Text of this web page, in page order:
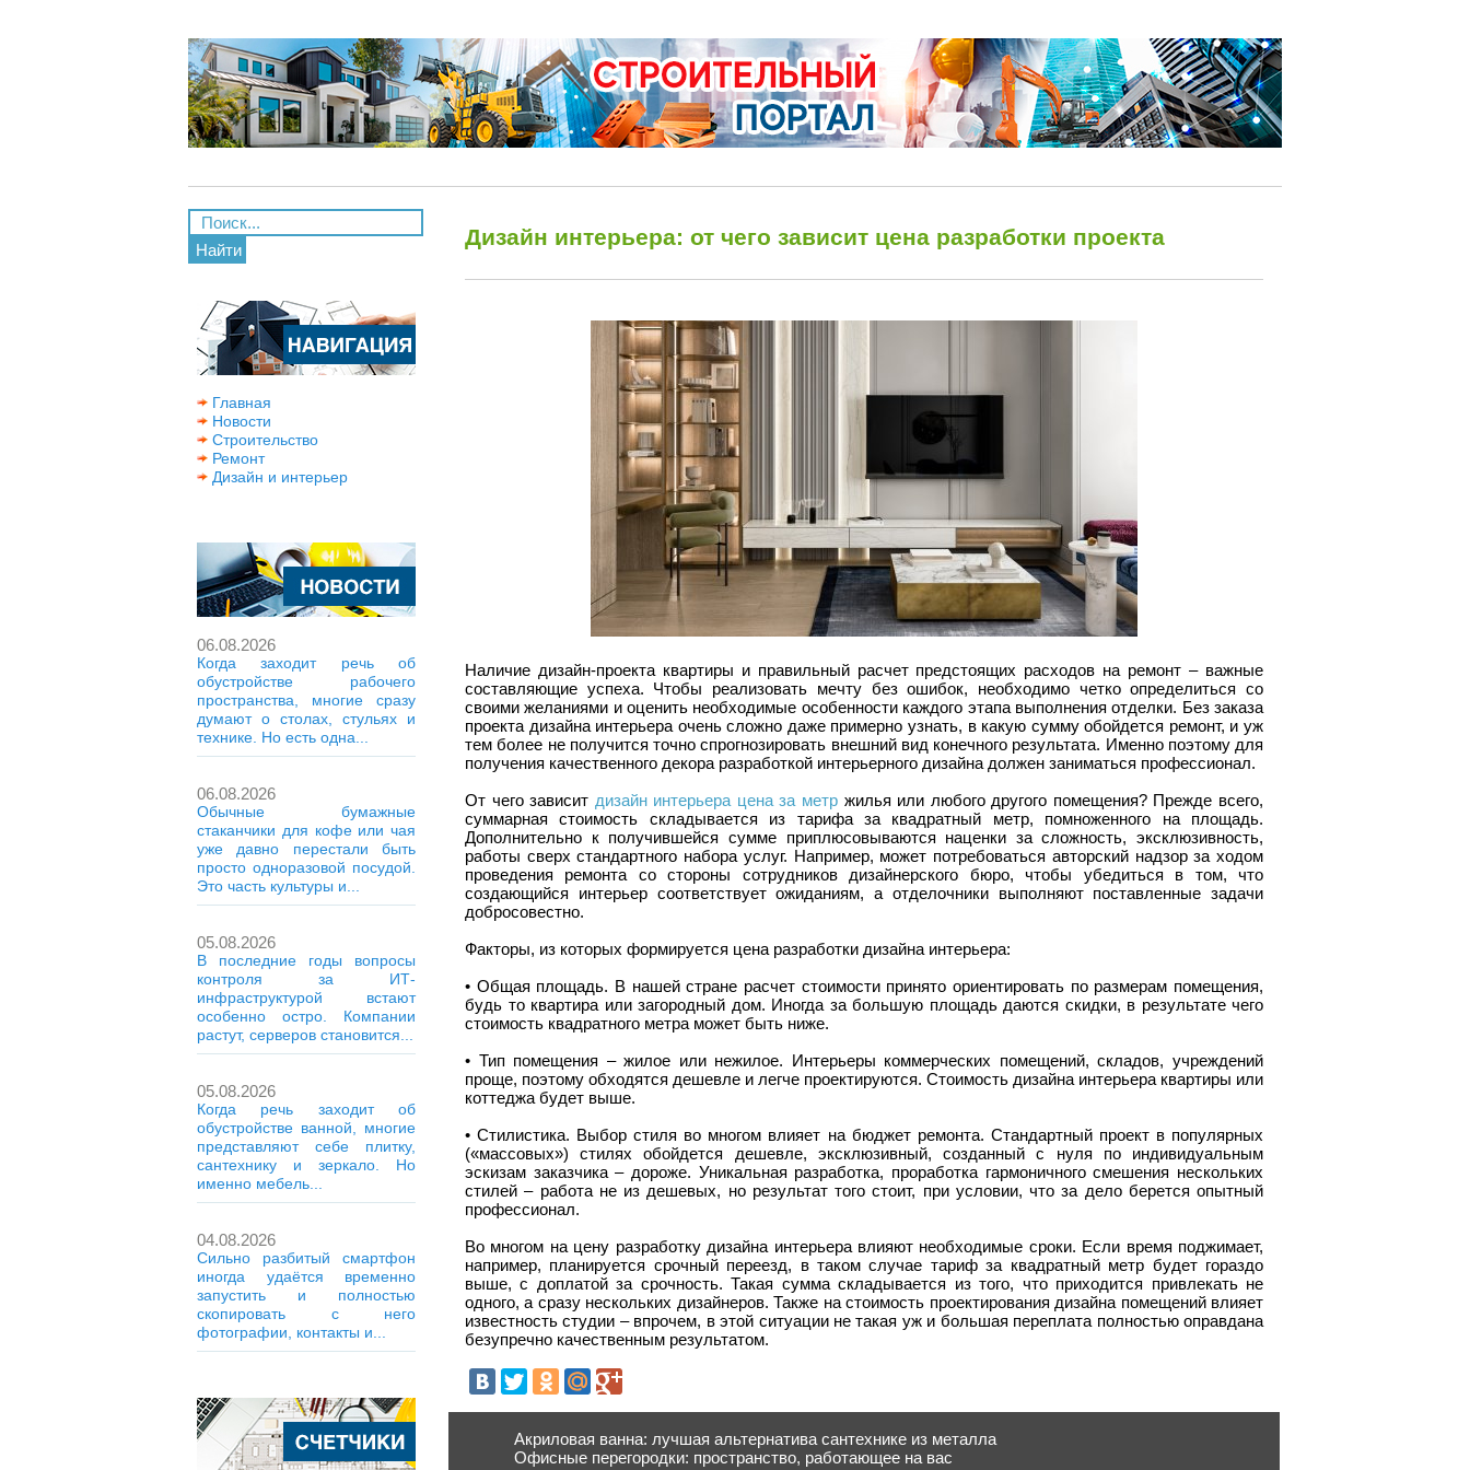
Найти
Главная
Новости
Строительство
Ремонт
Дизайн и интерьер
06.08.2026
Когда заходит речь об
обустройстве рабочего
пространства, многие сразу
думают о столах, стульях и
технике. Но есть одна...
06.08.2026
Обычные бумажные
стаканчики для кофе или чая
уже давно перестали быть
просто одноразовой посудой.
Это часть культуры и...
05.08.2026
В последние годы вопросы
контроля за ИТ-
инфраструктурой встают
особенно остро. Компании
растут, серверов становится...
05.08.2026
Когда речь заходит об
обустройстве ванной, многие
представляют себе плитку,
сантехнику и зеркало. Но
именно мебель...
04.08.2026
Сильно разбитый смартфон
иногда удаётся временно
запустить и полностью
скопировать с него
фотографии, контакты и...
Дизайн интерьера: от чего зависит цена разработки проекта
Наличие дизайн-проекта квартиры и правильный расчет предстоящих расходов на ремонт – важные
составляющие успеха. Чтобы реализовать мечту без ошибок, необходимо четко определиться со
своими желаниями и оценить необходимые особенности каждого этапа выполнения отделки. Без заказа
проекта дизайна интерьера очень сложно даже примерно узнать, в какую сумму обойдется ремонт, и уж
тем более не получится точно спрогнозировать внешний вид конечного результата. Именно поэтому для
получения качественного декора разработкой интерьерного дизайна должен заниматься профессионал.
От чего зависит дизайн интерьера цена за метр жилья или любого другого помещения? Прежде всего,
суммарная стоимость складывается из тарифа за квадратный метр, помноженного на площадь.
Дополнительно к получившейся сумме приплюсовываются наценки за сложность, эксклюзивность,
работы сверх стандартного набора услуг. Например, может потребоваться авторский надзор за ходом
проведения ремонта со стороны сотрудников дизайнерского бюро, чтобы убедиться в том, что
создающийся интерьер соответствует ожиданиям, а отделочники выполняют поставленные задачи
добросовестно.
Факторы, из которых формируется цена разработки дизайна интерьера:
• Общая площадь. В нашей стране расчет стоимости принято ориентировать по размерам помещения,
будь то квартира или загородный дом. Иногда за большую площадь даются скидки, в результате чего
стоимость квадратного метра может быть ниже.
• Тип помещения – жилое или нежилое. Интерьеры коммерческих помещений, складов, учреждений
проще, поэтому обходятся дешевле и легче проектируются. Стоимость дизайна интерьера квартиры или
коттеджа будет выше.
• Стилистика. Выбор стиля во многом влияет на бюджет ремонта. Стандартный проект в популярных
(«массовых») стилях обойдется дешевле, эксклюзивный, созданный с нуля по индивидуальным
эскизам заказчика – дороже. Уникальная разработка, проработка гармоничного смешения нескольких
стилей – работа не из дешевых, но результат того стоит, при условии, что за дело берется опытный
профессионал.
Во многом на цену разработку дизайна интерьера влияют необходимые сроки. Если время поджимает,
например, планируется срочный переезд, в таком случае тариф за квадратный метр будет гораздо
выше, с доплатой за срочность. Такая сумма складывается из того, что приходится привлекать не
одного, а сразу нескольких дизайнеров. Также на стоимость проектирования дизайна помещений влияет
известность студии – впрочем, в этой ситуации не такая уж и большая переплата полностью оправдана
безупречно качественным результатом.
Акриловая ванна: лучшая альтернатива сантехнике из металла
Офисные перегородки: пространство, работающее на вас